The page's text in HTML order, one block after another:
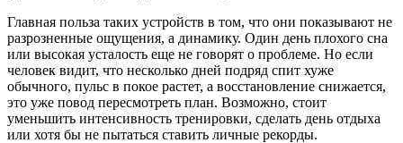
Главная польза таких устройств в том, что они показывают не
разрозненные ощущения, а динамику. Один день плохого сна
или высокая усталость еще не говорят о проблеме. Но если
человек видит, что несколько дней подряд спит хуже
обычного, пульс в покое растет, а восстановление снижается,
это уже повод пересмотреть план. Возможно, стоит
уменьшить интенсивность тренировки, сделать день отдыха
или хотя бы не пытаться ставить личные рекорды.